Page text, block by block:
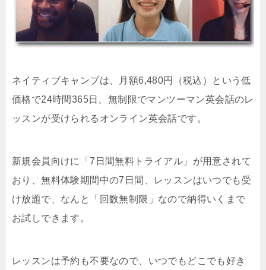
ネイティブキャンプは、月額6,480円（税込）という低
価格で24時間365日、無制限でマンツーマン英会話のレ
ッスンが受けられるオンライン英会話です。
新規会員向けに「7日間無料トライアル」が用意されて
おり、無料体験期間中の7日間、レッスンはいつでも受
け放題で、なんと「回数無制限」なので納得いくまで
お試しできます。
レッスンは予約も不要なので、いつでもどこでも好き